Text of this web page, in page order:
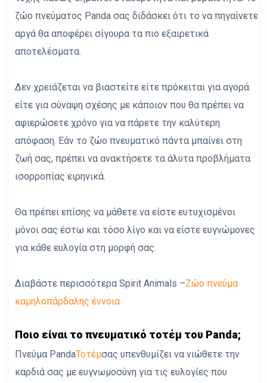
ζώο πνεύματος Panda σας διδάσκει ότι το να πηγαίνετε
αργά θα αποφέρει σίγουρα τα πιο εξαιρετικά
αποτελέσματα.
Δεν χρειάζεται να βιαστείτε είτε πρόκειται για αγορά
είτε για σύναψη σχέσης με κάποιον που θα πρέπει να
αφιερώσετε χρόνο για να πάρετε την καλύτερη
απόφαση. Εάν το ζώο πνευματικό πάντα μπαίνει στη
ζωή σας, πρέπει να ανακτήσετε τα άλυτα προβλήματα
ισορροπίας ειρηνικά.
Θα πρέπει επίσης να μάθετε να είστε ευτυχισμένοι
μόνοι σας έστω και τόσο λίγο και να είστε ευγνώμονες
για κάθε ευλογία στη μορφή σας.
Διαβάστε περισσότερα Spirit Animals –Ζώο πνεύμα
καμηλοπάρδαλης έννοια
Ποιο είναι το πνευματικό τοτέμ του Panda;
Πνεύμα PandaΤοτέμσας υπενθυμίζει να νιώθετε την
καρδιά σας με ευγνωμοσύνη για τις ευλογίες που